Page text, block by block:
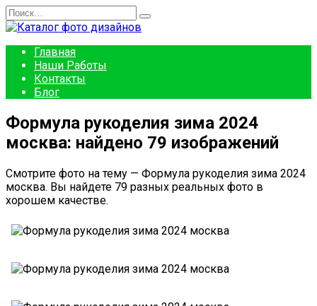
Перейти
к
Search
for:
Главная
Наши Работы
Контакты
Блог
Формула рукоделия зима 2024
москва: найдено 79 изображений
Смотрите фото на тему — Формула рукоделия зима 2024
москва. Вы найдете 79 разных реальных фото в
хорошем качестве.